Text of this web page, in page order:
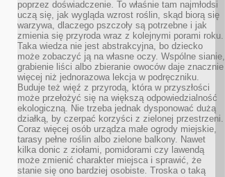
poprzez doświadczenie. To właśnie tam najmłodsi
uczą się, jak wygląda wzrost roślin, skąd biorą się
warzywa, dlaczego pszczoły są potrzebne i jak
zmienia się przyroda wraz z kolejnymi porami roku.
Taka wiedza nie jest abstrakcyjna, bo dziecko
może zobaczyć ją na własne oczy. Wspólne sianie,
grabienie liści albo zbieranie owoców daje znacznie
więcej niż jednorazowa lekcja w podręczniku.
Buduje też więź z przyrodą, która w przyszłości
może przełożyć się na większą odpowiedzialność
ekologiczną. Nie trzeba jednak dysponować dużą
działką, by czerpać korzyści z zielonej przestrzeni.
Coraz więcej osób urządza małe ogrody miejskie,
tarasy pełne roślin albo zielone balkony. Nawet
kilka donic z ziołami, pomidorami czy lawendą
może zmienić charakter miejsca i sprawić, że
stanie się ono bardziej osobiste. Troska o taką